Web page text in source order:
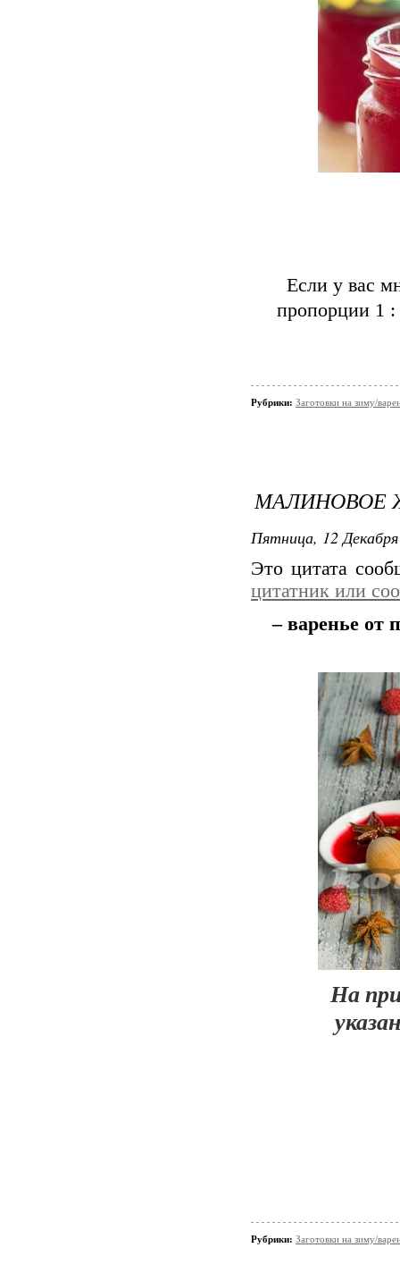
Если у вас
пропорции 1 :
Рубрики: Заготовки на зиму/
МАЛИНОВОЕ
Пятница, 12
Это цитата
цитатник или
– варенье от
На
Рубрики: Заготовки на зиму/